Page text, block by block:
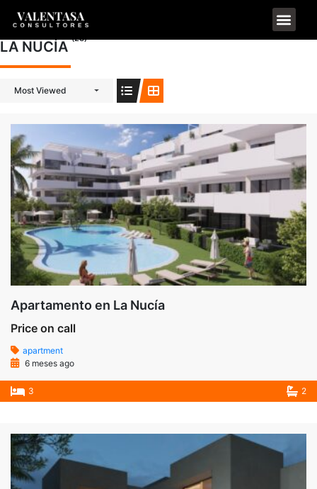
LA NUCÍA (23)
Most Viewed
Apartamento en La Nucía
Price on call
apartment
6 meses ago
3 2